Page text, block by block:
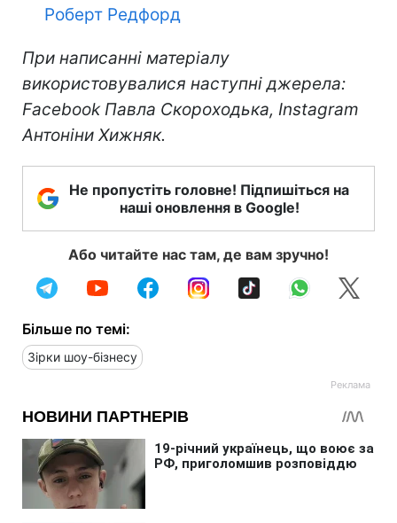
Роберт Редфорд
При написанні матеріалу
використовувалися наступні джерела:
Facebook Павла Скороходька, Instagram
Антоніни Хижняк.
Не пропустіть головне! Підпишіться на
наші оновлення в Google!
Або читайте нас там, де вам зручно!
Більше по темі:
Зірки шоу-бізнесу